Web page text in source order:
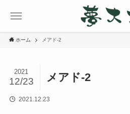
ホーム メアド-2
メアド-2
2021
12/23
2021.12.23